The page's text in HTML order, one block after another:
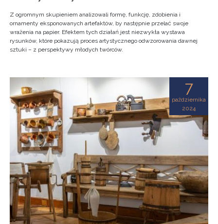
Z ogromnym skupieniem analizowali formę, funkcję, zdobienia i
ornamenty eksponowanych artefaktów, by następnie przelać swoje
wrażenia na papier. Efektem tych działań jest niezwykła wystawa
rysunków, które pokazują proces artystycznego odwzorowania dawnej
sztuki – z perspektywy młodych twórców.
7
października
2024